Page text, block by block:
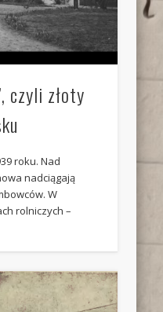
czyli złoty
roku. Nad
nadciągają
W
rolniczych –